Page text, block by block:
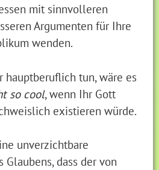
mit sinnvolleren
Argumenten für Ihre
wenden.
hauptberuflich tun, wäre es
so cool, wenn Ihr Gott
existieren würde.
unverzichtbare
Glaubens, dass der von